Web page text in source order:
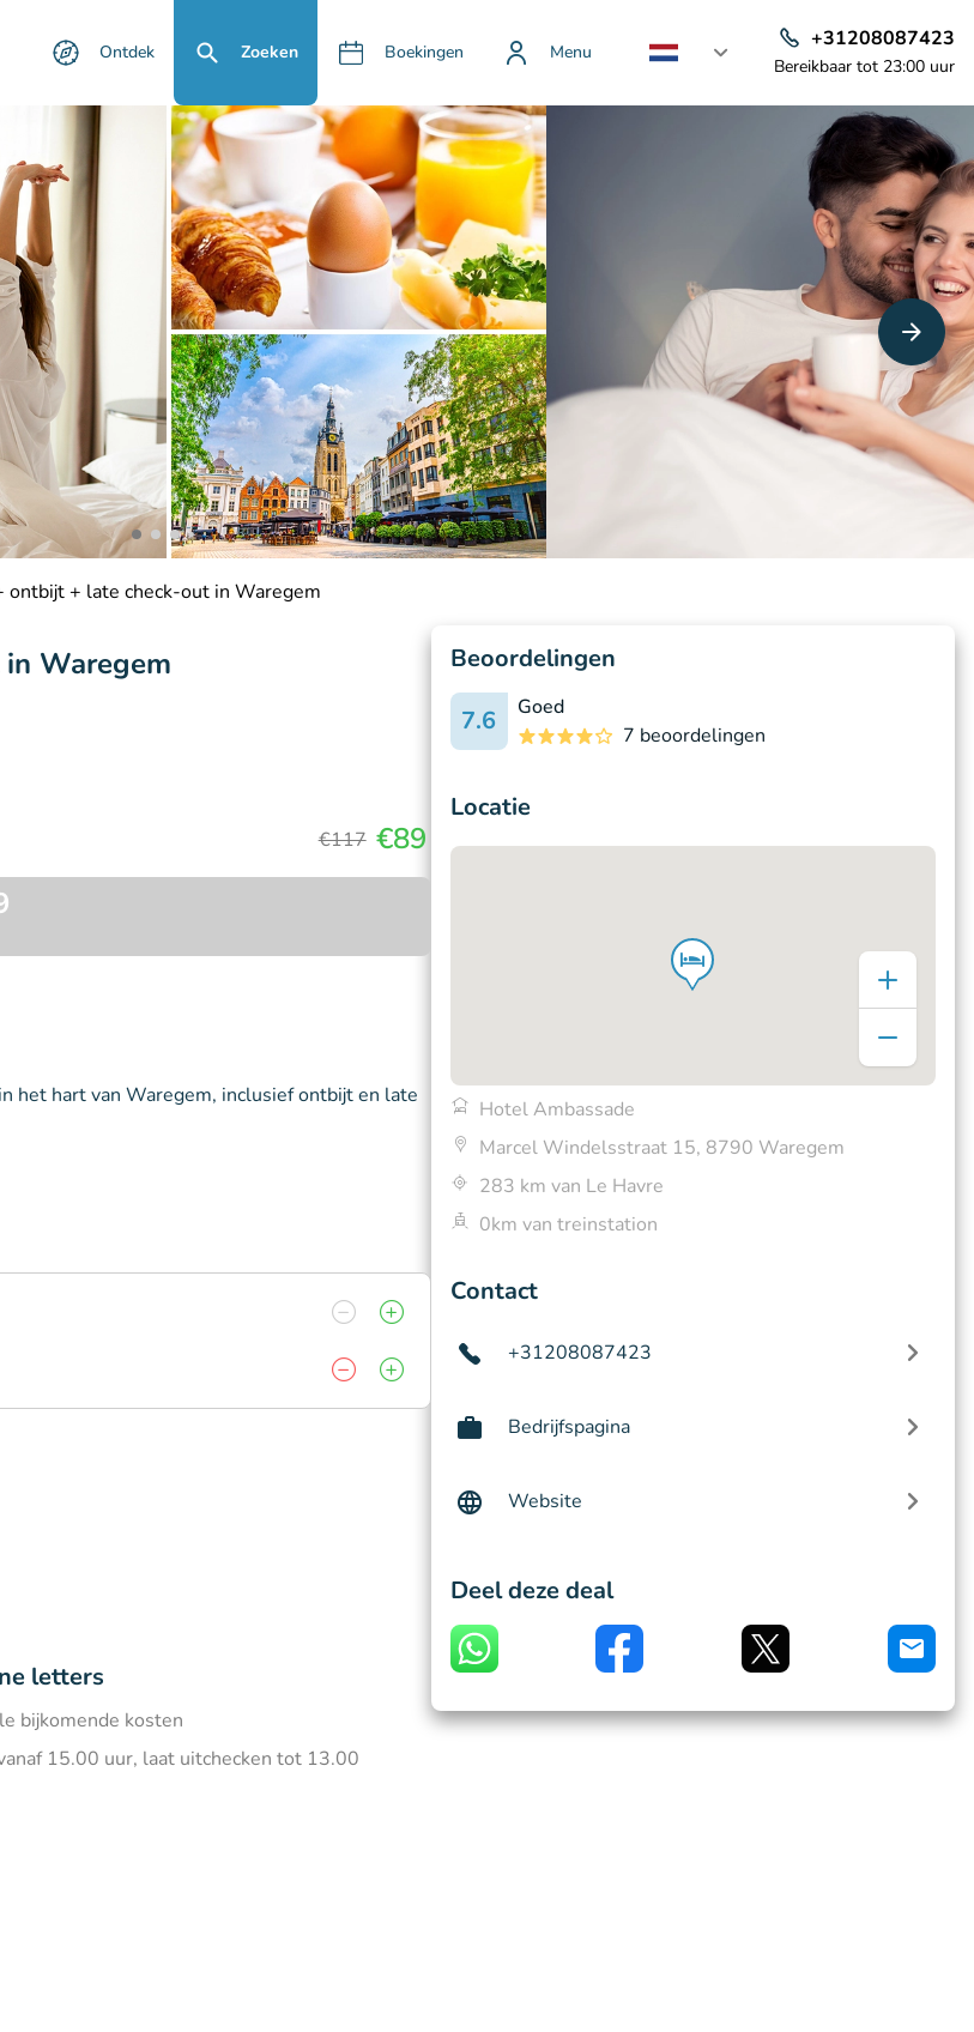
Ontdek Zoeken Boekingen Menu
+31208087423
Bereikbaar tot 23:00 uur
ontbijt + late check-out in Waregem
Waregem
€117 €89
het hart van Waregem, inclusief ontbijt en late
letters
bijkomende kosten
15.00 uur, laat uitchecken tot 13.00
Beoordelingen
7.6
Goed
7 beoordelingen
Locatie
Hotel Ambassade
Marcel Windelsstraat 15, 8790 Waregem
283 km van Le Havre
0km van treinstation
Contact
+31208087423
Bedrijfspagina
Website
Deel deze deal